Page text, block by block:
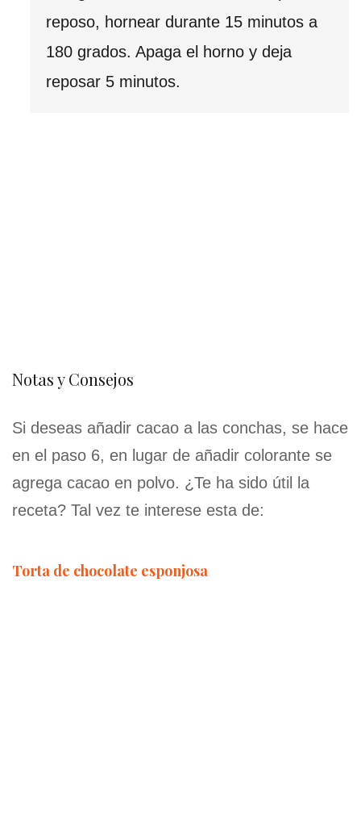
reposo, hornear durante 15 minutos a
180 grados. Apaga el horno y deja
reposar 5 minutos.
Notas y Consejos
Si deseas añadir cacao a las conchas, se hace
en el paso 6, en lugar de añadir colorante se
agrega cacao en polvo. ¿Te ha sido útil la
receta? Tal vez te interese esta de:
Torta de chocolate esponjosa